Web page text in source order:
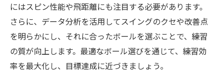
にはスピン性能や飛距離にも注目する必要があります。
さらに、データ分析を活用してスイングのクセや改善点
を明らかにし、それに合ったボールを選ぶことで、練習
の質が向上します。最適なボール選びを通じて、練習効
率を最大化し、目標達成に近づきましょう。